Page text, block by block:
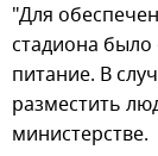
"Для
стадиона
питание. В
разместить
министерстве.